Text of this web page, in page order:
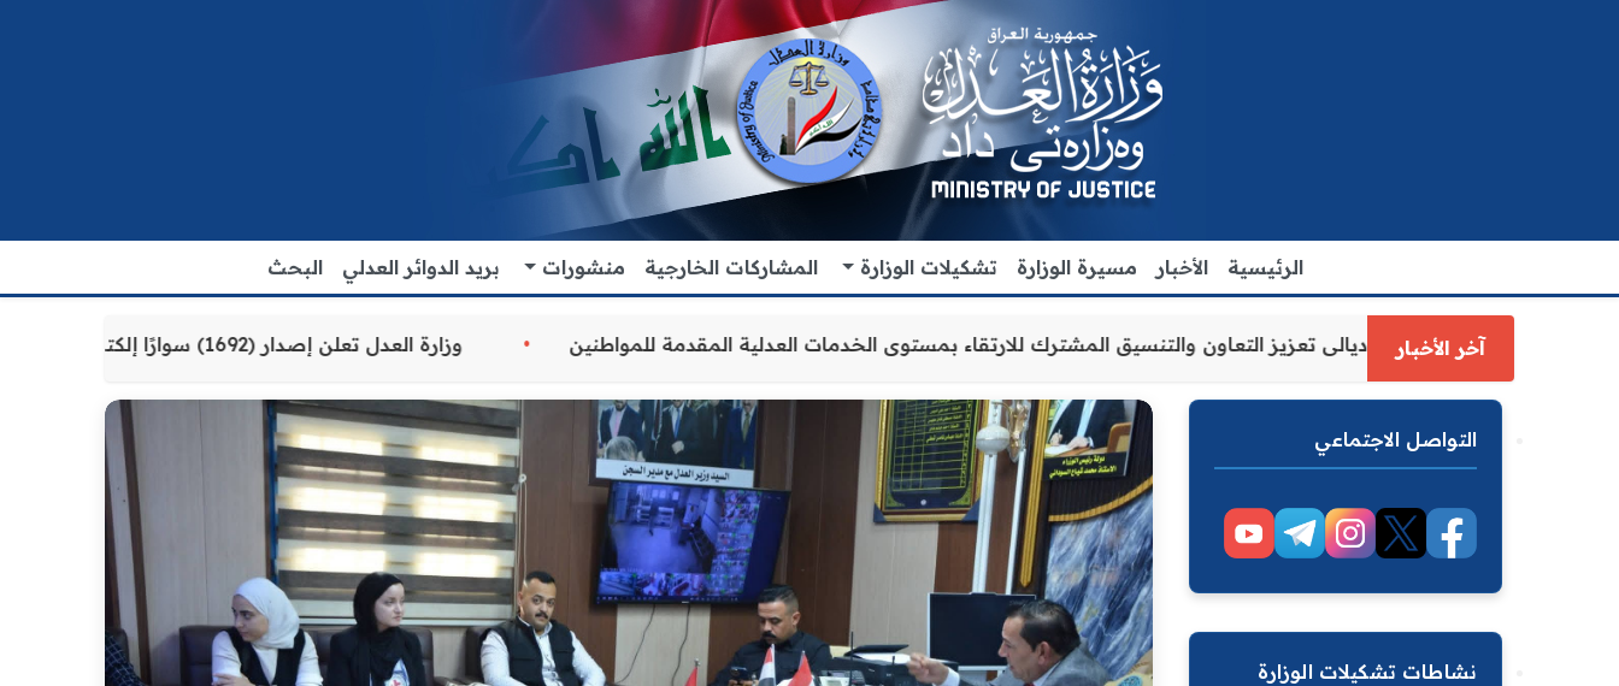
الرئيسية الأخبار مسيرة الوزارة تشكيلات الوزارة المشاركات الخارجية منشورات بريد الدوائر العدلي البحث
آخر الأخبار
الاقدم يبحث مع رئيس مجلس محافظة ديالى تعزيز التعاون والتنسيق المشترك للارتقاء بمستوى الخدمات العدلية المقدمة للمواطنين وزارة العدل تعلن إصدار (1692) سوارًا إلكترونيًا لنزلاء سجن الناصرية المركزي لتنظيم التعاملات المالية داخل المؤسسات الإصلاحية
التواصل الاجتماعي
نشاطات تشكيلات الوزارة